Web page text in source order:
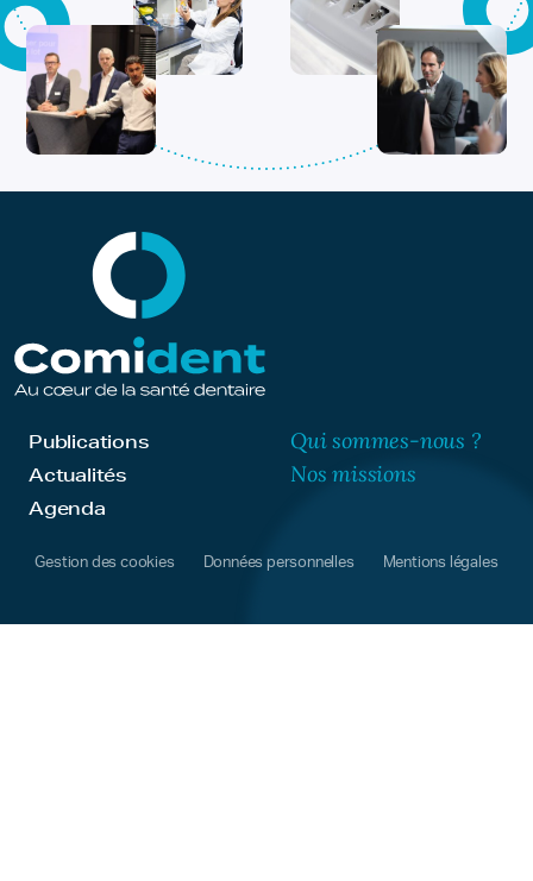
Publications
Actualités
Agenda
Qui sommes-nous ?
Nos missions
Gestion des cookies Données personnelles Mentions légales